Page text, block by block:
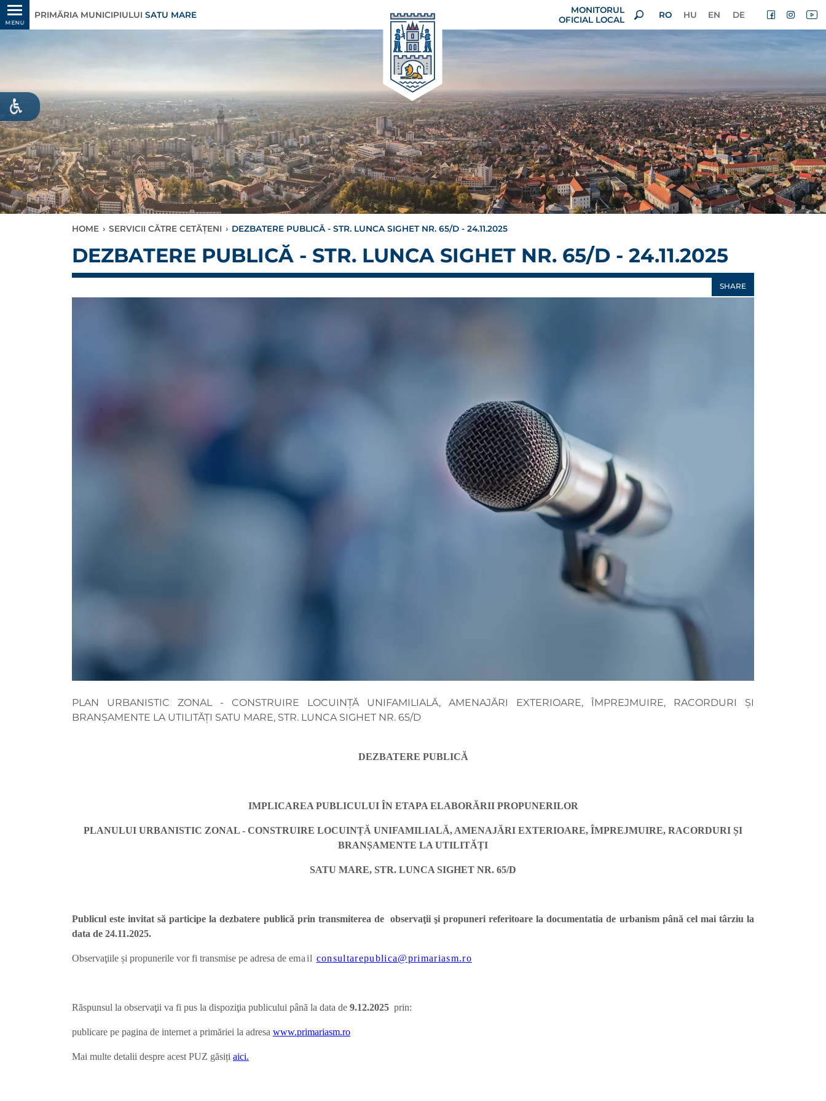
MENU
PRIMĂRIA MUNICIPIULUI SATU MARE
MONITORUL
OFICIAL LOCAL
RO HU EN DE
HOME › SERVICII CĂTRE CETĂȚENI › DEZBATERE PUBLICĂ - STR. LUNCA SIGHET NR. 65/D - 24.11.2025
DEZBATERE PUBLICĂ - STR. LUNCA SIGHET NR. 65/D - 24.11.2025
SHARE
PLAN URBANISTIC ZONAL - CONSTRUIRE LOCUINȚĂ UNIFAMILIALĂ, AMENAJĂRI EXTERIOARE, ÎMPREJMUIRE, RACORDURI ȘI
BRANȘAMENTE LA UTILITĂȚI SATU MARE, STR. LUNCA SIGHET NR. 65/D
DEZBATERE PUBLICĂ
IMPLICAREA PUBLICULUI ÎN ETAPA ELABORĂRII PROPUNERILOR
PLANULUI URBANISTIC ZONAL - CONSTRUIRE LOCUINȚĂ UNIFAMILIALĂ, AMENAJĂRI EXTERIOARE, ÎMPREJMUIRE, RACORDURI ȘI
BRANȘAMENTE LA UTILITĂȚI
SATU MARE, STR. LUNCA SIGHET NR. 65/D
Publicul este invitat să participe la dezbatere publică prin transmiterea de observaţii şi propuneri referitoare la documentatia de urbanism până cel mai târziu la
data de 24.11.2025.
Observaţiile și propunerile vor fi transmise pe adresa de email consultarepublica@primariasm.ro
Răspunsul la observaţii va fi pus la dispoziţia publicului până la data de 9.12.2025 prin:
publicare pe pagina de internet a primăriei la adresa www.primariasm.ro
Mai multe detalii despre acest PUZ găsiți aici.